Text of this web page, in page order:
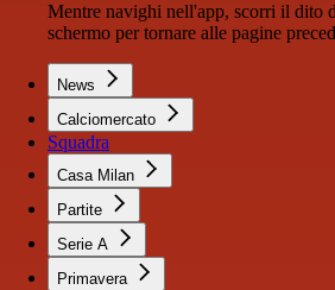
Mentre navighi nell'app, scorri il dito
schermo per tornare alle pagine
News
Calciomercato
Squadra
Casa Milan
Partite
Serie A
Primavera